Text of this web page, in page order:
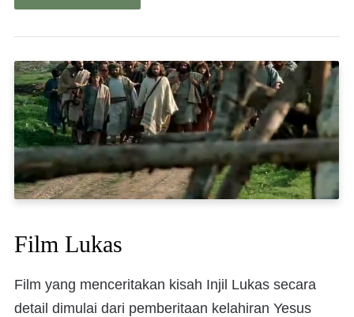
Film Lukas
Film yang menceritakan kisah Injil Lukas secara
detail dimulai dari pemberitaan kelahiran Yesus